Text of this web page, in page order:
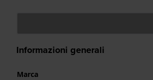
Informazioni generali
Marca